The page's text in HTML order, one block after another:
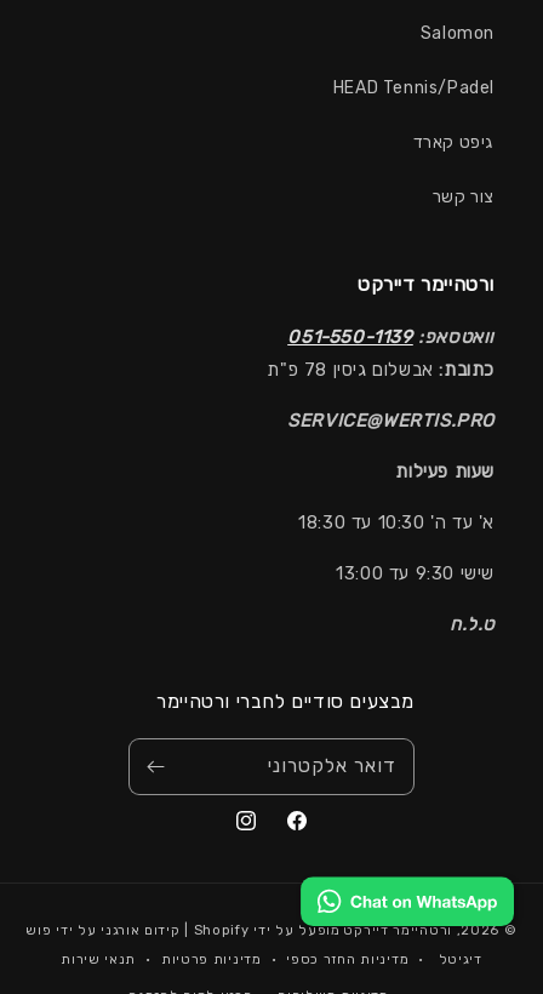
Salomon
HEAD Tennis/Padel
גיפט קארד
צור קשר
ורטהיימר דיירקט
וואטסאפ:051-550-1139
כתובת:אבשלום גיסין 78 פ"ת
SERVICE@WERTIS.PRO
שעות פעילות
א' עד ה' 10:30 עד 18:30
שישי 9:30 עד 13:00
ט.ל.ח
מבצעים סודיים לחברי ורטהיימר
דואר אלקטרוני
© 2026, ורטהיימר דיירקט מופעל על ידי Shopify | קידום אורגני על ידי פוש
דיגיטל
מדיניות החזר כספי מדיניות פרטיות תנאי שירות